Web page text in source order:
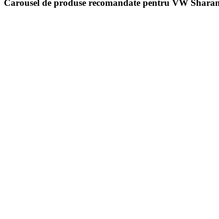
Carousel de produse recomandate pentru VW